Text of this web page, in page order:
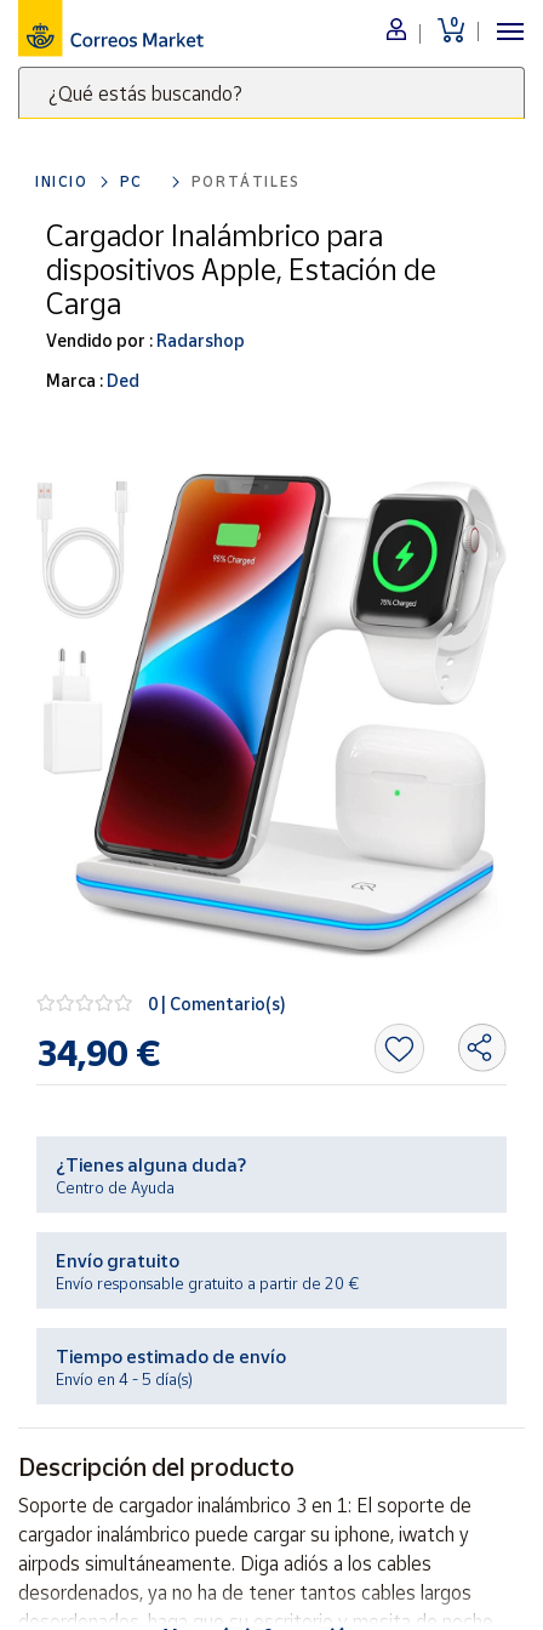
0
¿Qué estás buscando?
clave
para
buscar
productos
Correos
Menú
Nuestro
catálogo
Alimentación
Bebidas
Ocio y cultura
Juguetes y
juegos
Libros y
Tienda de
Artesanía
Oficina y
Papelería
Para Canarias,
Ceuta y Melilla
populares
Cultural
Nuestros
novedades
de Correos
Market
Ayuda
Centro
de ayuda
Contacto
Mapa de
vendedores
Hazte
vendedor
Área
vendedor
INICIO PC PORTÁTILES
Cargador Inalámbrico para
dispositivos Apple, Estación de
Carga
Vendido por : Radarshop
Marca : Ded
0 | Comentario(s)
34,90 €
¿Tienes alguna duda?
Centro de Ayuda
Envío gratuito
Envío responsable gratuito a partir de 20 €
Tiempo estimado de envío
Envío en 4 - 5 día(s)
Descripción del producto
Soporte de cargador inalámbrico 3 en 1: El soporte de
cargador inalámbrico puede cargar su iphone, iwatch y
airpods simultáneamente. Diga adiós a los cables
desordenados, ya no ha de tener tantos cables largos
desordenados, haga que su escritorio y mesita de noche